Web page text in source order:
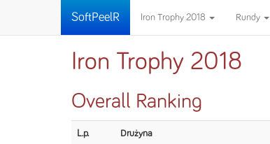
SoftPeelR Iron Trophy 2018 Rundy
Iron Trophy 2018
Overall Ranking
L.p. Drużyna